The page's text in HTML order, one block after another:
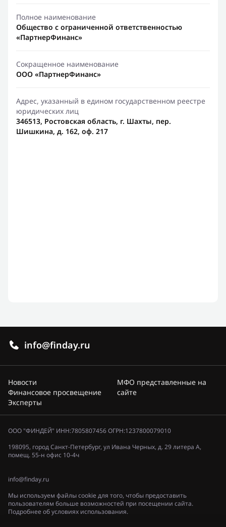
Полное наименование
Общество с ограниченной ответственностью
«ПартнерФинанс»
Сокращенное наименование
ООО «ПартнерФинанс»
Адрес, указанный в едином государственном реестре
юридических лиц
346513, Ростовская область, г. Шахты, пер.
Шишкина, д. 162, оф. 217
info@finday.ru
Новости
Финансовое просвещение
Эксперты
МФО представленные на
сайте
ООО "ФИНДЕЙ" ИНН:7805807456 ОГРН:1237800079010
198095, город Санкт-Петербург, ул Ивана Черных, д. 29 литера А,
помещ. 55-н офис 10-4ч
info@finday.ru
Мы используем файлы cookie для того, чтобы предоставить
пользователям больше возможностей при посещении сайта.
Подробнее об условиях использования.